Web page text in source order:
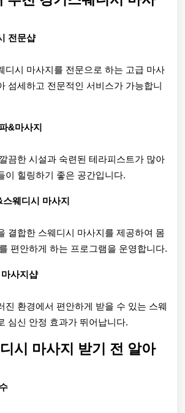
전문샵
디시 마사지를 전문으로 하는 고급 마사
섬세하고 전문적인 서비스가 가능합니
&마사지
끔한 시설과 숙련된 테라피스트가 많아
이 힐링하기 좋은 공간입니다.
웨디시 마사지
결합한 스웨디시 마사지를 제공하여 몸
편안하게 하는 프로그램을 운영합니다.
사지샵
진 환경에서 편안하게 받을 수 있는 스웨
심신 안정 효과가 뛰어납니다.
시 마사지 받기 전 알아